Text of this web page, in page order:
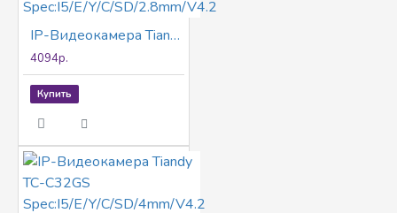
IP-Видеокамера Tiandy TC-C32GS Spec:I5/E/Y/C/SD/2.8mm/V4.2
4094р.
Купить